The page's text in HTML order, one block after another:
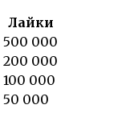
Лайки
500 000
200 000
100 000
50 000